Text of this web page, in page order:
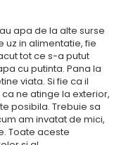
apa de la alte surse
in alimentatie, fie
tot ce s-a putut
cu putinta. Pana la
viata. Si fie ca il
ne atinge la exterior,
posibila. Trebuie sa
am invatat de mici,
Toate aceste